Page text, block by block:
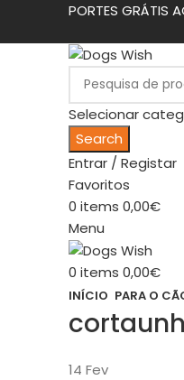
PORTES GRÁTIS
Selecionar
Search
Entrar / Registar
Favoritos
0 items 0,00€
Menu
0 items 0,00€
INÍCIO PARA O
14 Fev